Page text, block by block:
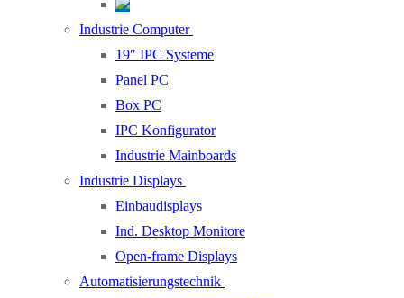
Industrie Computer
19″ IPC Systeme
Panel PC
Box PC
IPC Konfigurator
Industrie Mainboards
Industrie Displays
Einbaudisplays
Ind. Desktop Monitore
Open-frame Displays
Automatisierungstechnik